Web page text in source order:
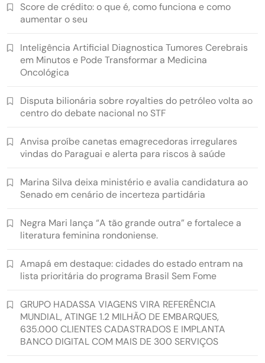
Score de crédito: o que é, como funciona e como
aumentar o seu
Inteligência Artificial Diagnostica Tumores Cerebrais
em Minutos e Pode Transformar a Medicina
Oncológica
Disputa bilionária sobre royalties do petróleo volta ao
centro do debate nacional no STF
Anvisa proíbe canetas emagrecedoras irregulares
vindas do Paraguai e alerta para riscos à saúde
Marina Silva deixa ministério e avalia candidatura ao
Senado em cenário de incerteza partidária
Negra Mari lança “A tão grande outra” e fortalece a
literatura feminina rondoniense.
Amapá em destaque: cidades do estado entram na
lista prioritária do programa Brasil Sem Fome
GRUPO HADASSA VIAGENS VIRA REFERÊNCIA
MUNDIAL, ATINGE 1.2 MILHÃO DE EMBARQUES,
635.000 CLIENTES CADASTRADOS E IMPLANTA
BANCO DIGITAL COM MAIS DE 300 SERVIÇOS